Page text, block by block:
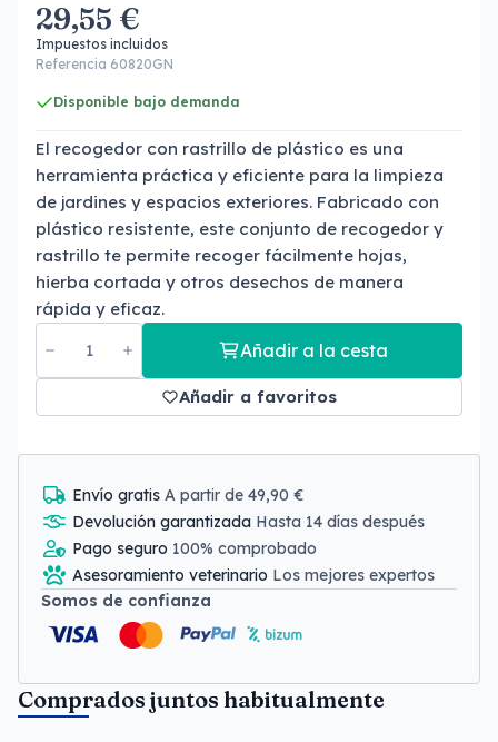
29,55 €
Impuestos incluidos
Referencia 60820GN
Disponible bajo demanda
El recogedor con rastrillo de plástico es una
herramienta práctica y eficiente para la limpieza
de jardines y espacios exteriores. Fabricado con
plástico resistente, este conjunto de recogedor y
rastrillo te permite recoger fácilmente hojas,
hierba cortada y otros desechos de manera
rápida y eficaz.
Añadir a la cesta
Añadir a favoritos
Envío gratis A partir de 49,90 €
Devolución garantizada Hasta 14 días después
Pago seguro 100% comprobado
Asesoramiento veterinario Los mejores expertos
Somos de confianza
Comprados juntos habitualmente